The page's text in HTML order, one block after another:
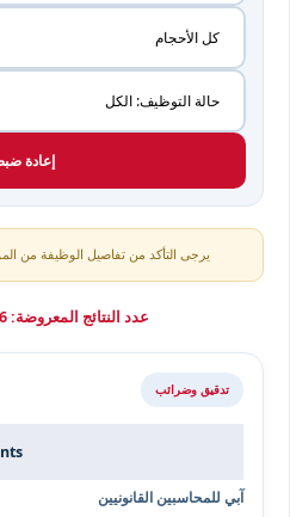
إعادة
يرجى التأكد من تفاصيل الوظيفة من
عدد النتائج المعروضة: 116 من أصل 116
تدقيق وضرائب
آبي للمحاسبين القانونيين